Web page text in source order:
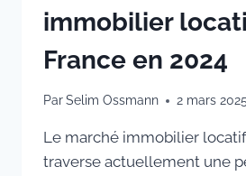
immobilier
France en 2024
ParSelim Ossmann 2 mars 2025
Le marché immobilier
traverse actuellement une